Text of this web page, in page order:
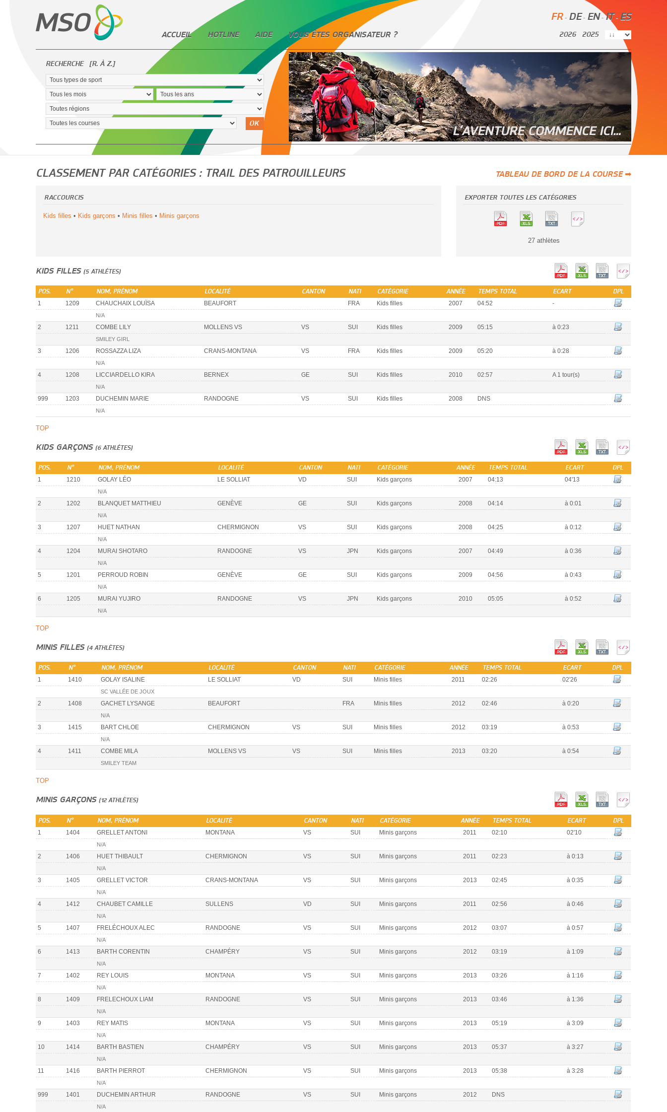
FR- DE- EN- IT - ES
ACCUEIL HOTLINE AIDE VOUS ÊTES ORGANISATEUR ? 2026 2025
RECHERCHE [R. À Z.]
OK
TABLEAU DE BORD DE LA COURSE ➡
CLASSEMENT PAR CATÉGORIES : TRAIL DES PATROUILLEURS
RACCOURCIS
Kids filles • Kids garçons • Minis filles • Minis garçons
EXPORTER TOUTES LES CATÉGORIES
27 athlètes
KIDS FILLES (5 ATHLÈTES)
POS. N° NOM, PRÉNOM LOCALITÉ CANTON NATI CATÉGORIE ANNÉE TEMPS TOTAL ECART DPL
1 1209 CHAUCHAIX LOUÏSA BEAUFORT FRA Kids filles 2007 04:52 -
N/A
2 1211 COMBE LILY MOLLENS VS VS SUI Kids filles 2009 05:15 à 0:23
SMILEY GIRL
3 1206 ROSSAZZA LIZA CRANS-MONTANA VS FRA Kids filles 2009 05:20 à 0:28
N/A
4 1208 LICCIARDELLO KIRA BERNEX GE SUI Kids filles 2010 02:57 A 1 tour(s)
N/A
999 1203 DUCHEMIN MARIE RANDOGNE VS SUI Kids filles 2008 DNS
N/A
TOP
KIDS GARÇONS (6 ATHLÈTES)
POS. N° NOM, PRÉNOM LOCALITÉ CANTON NATI CATÉGORIE ANNÉE TEMPS TOTAL ECART DPL
1 1210 GOLAY LÉO LE SOLLIAT VD SUI Kids garçons 2007 04:13 04'13
N/A
2 1202 BLANQUET MATTHIEU GENÈVE GE SUI Kids garçons 2008 04:14 à 0:01
N/A
3 1207 HUET NATHAN CHERMIGNON VS SUI Kids garçons 2008 04:25 à 0:12
N/A
4 1204 MURAI SHOTARO RANDOGNE VS JPN Kids garçons 2007 04:49 à 0:36
N/A
5 1201 PERROUD ROBIN GENÈVE GE SUI Kids garçons 2009 04:56 à 0:43
N/A
6 1205 MURAI YUJIRO RANDOGNE VS JPN Kids garçons 2010 05:05 à 0:52
N/A
TOP
MINIS FILLES (4 ATHLÈTES)
POS. N° NOM, PRÉNOM LOCALITÉ CANTON NATI CATÉGORIE ANNÉE TEMPS TOTAL ECART DPL
1 1410 GOLAY ISALINE LE SOLLIAT VD SUI Minis filles 2011 02:26 02'26
SC VALLÉE DE JOUX
2 1408 GACHET LYSANGE BEAUFORT FRA Minis filles 2012 02:46 à 0:20
N/A
3 1415 BART CHLOE CHERMIGNON VS SUI Minis filles 2012 03:19 à 0:53
N/A
4 1411 COMBE MILA MOLLENS VS VS SUI Minis filles 2013 03:20 à 0:54
SMILEY TEAM
TOP
MINIS GARÇONS (12 ATHLÈTES)
POS. N° NOM, PRÉNOM LOCALITÉ CANTON NATI CATÉGORIE ANNÉE TEMPS TOTAL ECART DPL
1 1404 GRELLET ANTONI MONTANA VS SUI Minis garçons 2011 02:10 02'10
N/A
2 1406 HUET THIBAULT CHERMIGNON VS SUI Minis garçons 2011 02:23 à 0:13
N/A
3 1405 GRELLET VICTOR CRANS-MONTANA VS SUI Minis garçons 2013 02:45 à 0:35
N/A
4 1412 CHAUBET CAMILLE SULLENS VD SUI Minis garçons 2011 02:56 à 0:46
N/A
5 1407 FRELÉCHOUX ALEC RANDOGNE VS SUI Minis garçons 2012 03:07 à 0:57
N/A
6 1413 BARTH CORENTIN CHAMPÉRY VS SUI Minis garçons 2012 03:19 à 1:09
N/A
7 1402 REY LOUIS MONTANA VS SUI Minis garçons 2013 03:26 à 1:16
N/A
8 1409 FRELECHOUX LIAM RANDOGNE VS SUI Minis garçons 2013 03:46 à 1:36
N/A
9 1403 REY MATIS MONTANA VS SUI Minis garçons 2013 05:19 à 3:09
N/A
10 1414 BARTH BASTIEN CHAMPÉRY VS SUI Minis garçons 2013 05:37 à 3:27
N/A
11 1416 BARTH PIERROT CHERMIGNON VS SUI Minis garçons 2013 05:38 à 3:28
N/A
999 1401 DUCHEMIN ARTHUR RANDOGNE VS SUI Minis garçons 2012 DNS
N/A